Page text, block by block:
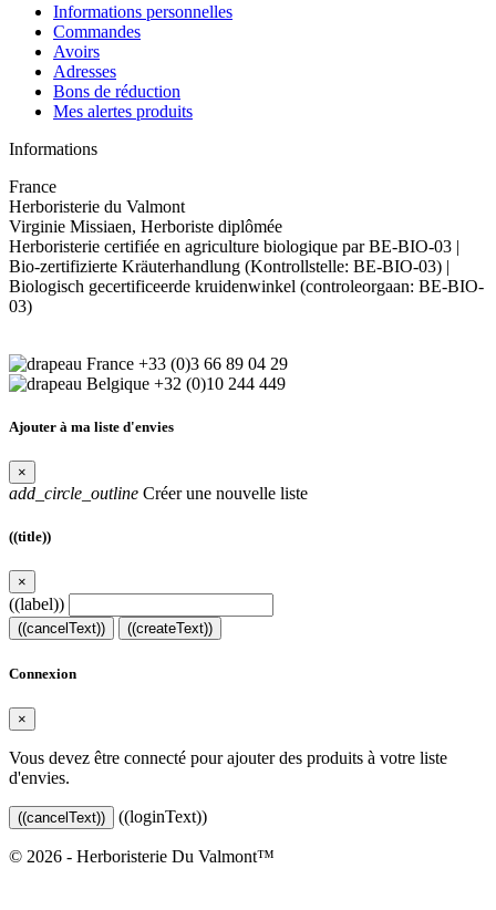
Informations personnelles
Commandes
Avoirs
Adresses
Bons de réduction
Mes alertes produits
Informations
France
Herboristerie du Valmont
Virginie Missiaen, Herboriste diplômée
Herboristerie certifiée en agriculture biologique par BE-BIO-03 |
Bio-zertifizierte Kräuterhandlung (Kontrollstelle: BE-BIO-03) |
Biologisch gecertificeerde kruidenwinkel (controleorgaan: BE-BIO-
03)
+33 (0)3 66 89 04 29
+32 (0)10 244 449
Ajouter à ma liste d'envies
×
add_circle_outline Créer une nouvelle liste
((title))
×
((label))
((cancelText)) ((createText))
Connexion
×
Vous devez être connecté pour ajouter des produits à votre liste
d'envies.
((cancelText)) ((loginText))
© 2026 - Herboristerie Du Valmont™